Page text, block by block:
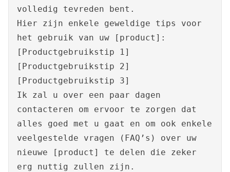
volledig tevreden bent.
Hier zijn enkele geweldige tips voor
het gebruik van uw [product]:
[Productgebruikstip 1]
[Productgebruikstip 2]
[Productgebruikstip 3]
Ik zal u over een paar dagen
contacteren om ervoor te zorgen dat
alles goed met u gaat en om ook enkele
veelgestelde vragen (FAQ’s) over uw
nieuwe [product] te delen die zeker
erg nuttig zullen zijn.